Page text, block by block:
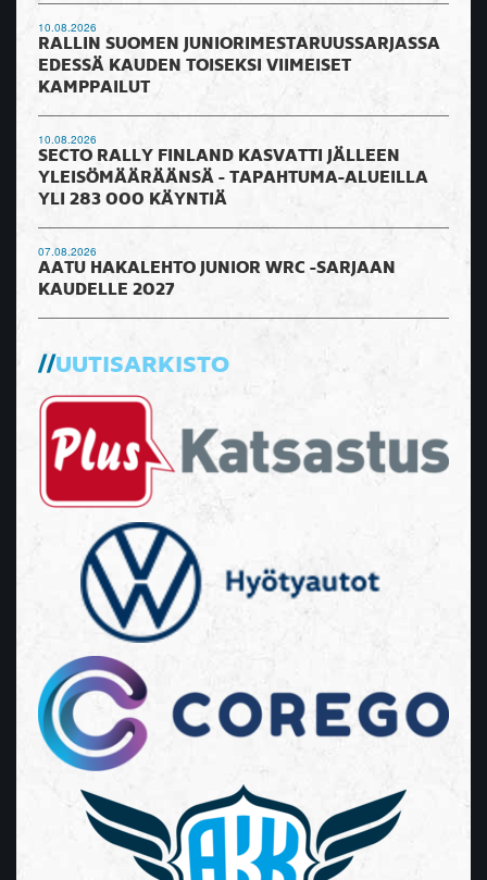
10.08.2026
RALLIN SUOMEN JUNIORIMESTARUUSSARJASSA
EDESSÄ KAUDEN TOISEKSI VIIMEISET
KAMPPAILUT
10.08.2026
SECTO RALLY FINLAND KASVATTI JÄLLEEN
YLEISÖMÄÄRÄÄNSÄ - TAPAHTUMA-ALUEILLA
YLI 283 000 KÄYNTIÄ
07.08.2026
AATU HAKALEHTO JUNIOR WRC -SARJAAN
KAUDELLE 2027
UUTISARKISTO